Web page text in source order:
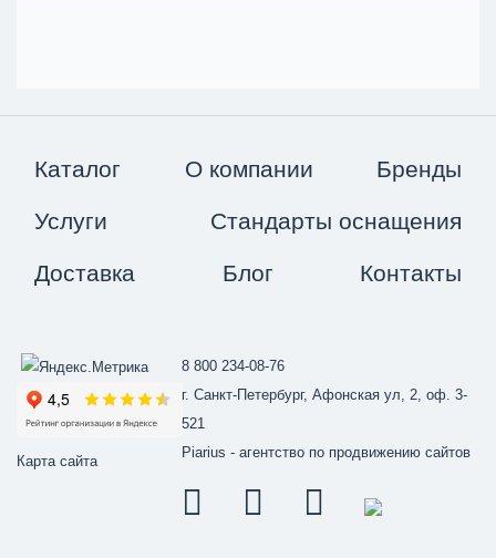
Каталог О компании Бренды
Услуги Стандарты оснащения
Доставка Блог Контакты
Карта сайта
8 800 234-08-76
г. Санкт-Петербург, Афонская ул, 2, оф. 3-
521
Piarius - агентство по продвижению сайтов